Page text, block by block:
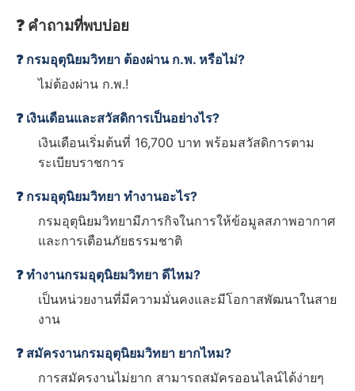
❓ คำถามที่พบบ่อย
❓ กรมอุตุนิยมวิทยา ต้องผ่าน ก.พ. หรือไม่?
ไม่ต้องผ่าน ก.พ.!
❓ เงินเดือนและสวัสดิการเป็นอย่างไร?
เงินเดือนเริ่มต้นที่ 16,700 บาท พร้อมสวัสดิการตาม
ระเบียบราชการ
❓ กรมอุตุนิยมวิทยา ทำงานอะไร?
กรมอุตุนิยมวิทยามีภารกิจในการให้ข้อมูลสภาพอากาศ
และการเตือนภัยธรรมชาติ
❓ ทำงานกรมอุตุนิยมวิทยา ดีไหม?
เป็นหน่วยงานที่มีความมั่นคงและมีโอกาสพัฒนาในสาย
งาน
❓ สมัครงานกรมอุตุนิยมวิทยา ยากไหม?
การสมัครงานไม่ยาก สามารถสมัครออนไลน์ได้ง่ายๆ